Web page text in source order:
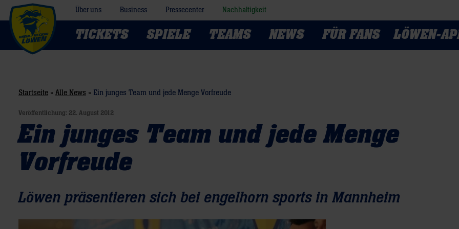
Über uns Business Pressecenter Nachhaltigkeit
TICKETS SPIELE TEAMS NEWS FÜR FANS LÖWEN-
Startseite » Alle News » Ein junges Team und jede Menge Vorfreude
Veröffentlichung: 22. August 2012
Ein junges Team und jede Menge
Vorfreude
Löwen präsentieren sich bei engelhorn sports in Mannheim